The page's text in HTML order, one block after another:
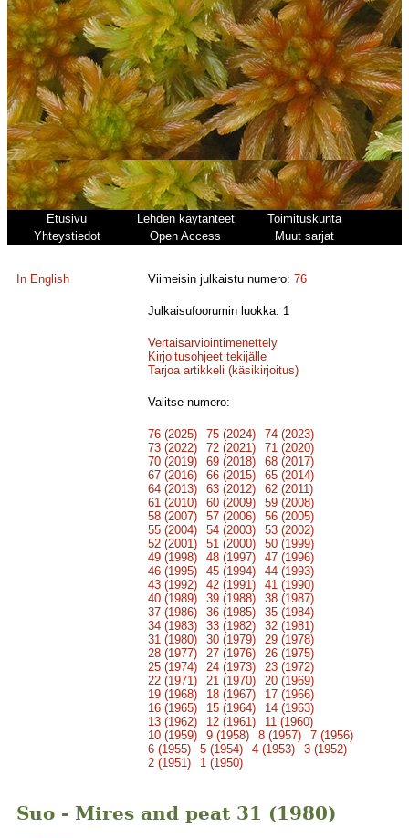
Etusivu Lehden käytänteet
Toimituskunta
Yhteystiedot
Open Access Muut sarjat
In English Viimeisin julkaistu numero:76
Julkaisufoorumin luokka: 1
Vertaisarviointimenettely
Kirjoitusohjeet tekijälle
Tarjoa artikkeli (käsikirjoitus)
Valitse numero:
76 (2025) 75 (2024)
74 (2023)
73 (2022)
72 (2021)
71 (2020)
70 (2019)
69 (2018)
68 (2017)
67 (2016)
66 (2015)
65 (2014)
64 (2013)
63 (2012)
62 (2011)
61 (2010)
60 (2009)
59 (2008)
58 (2007)
57 (2006)
56 (2005)
55 (2004)
54 (2003)
53 (2002)
52 (2001)
51 (2000)
50 (1999)
49 (1998)
48 (1997)
47 (1996)
46 (1995)
45 (1994)
44 (1993)
43 (1992)
42 (1991)
41 (1990)
40 (1989)
39 (1988)
38 (1987)
37 (1986)
36 (1985)
35 (1984)
34 (1983)
33 (1982)
32 (1981)
31 (1980)
30 (1979)
29 (1978)
28 (1977)
27 (1976)
26 (1975)
25 (1974)
24 (1973)
23 (1972)
22 (1971)
21 (1970)
20 (1969)
19 (1968)
18 (1967)
17 (1966)
16 (1965)
15 (1964)
14 (1963)
13 (1962)
12 (1961)
11 (1960)
10 (1959)
9 (1958) 8 (1957)
7 (1956)
6 (1955)
5 (1954) 4 (1953)
3 (1952)
2 (1951)
1 (1950)
Suo - Mires and peat 31 (1980)